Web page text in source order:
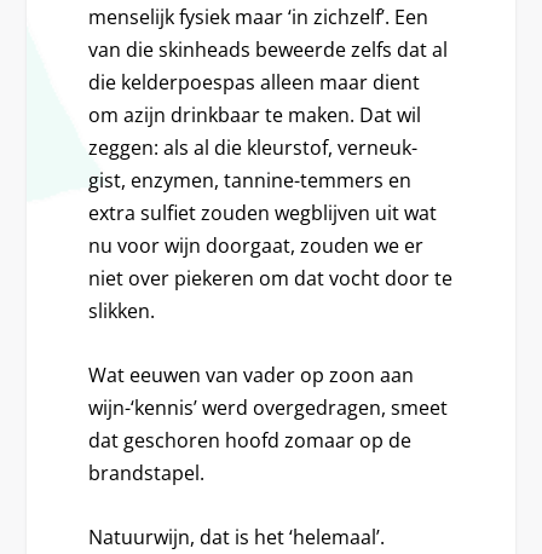
menselijk fysiek maar ‘in zichzelf’. Een
van die skinheads beweerde zelfs dat al
die kelderpoespas alleen maar dient
om azijn drinkbaar te maken. Dat wil
zeggen: als al die kleurstof, verneuk-
gist, enzymen, tannine-temmers en
extra sulfiet zouden wegblijven uit wat
nu voor wijn doorgaat, zouden we er
niet over piekeren om dat vocht door te
slikken.
Wat eeuwen van vader op zoon aan
wijn-‘kennis’ werd overgedragen, smeet
dat geschoren hoofd zomaar op de
brandstapel.
Natuurwijn, dat is het ‘helemaal’.